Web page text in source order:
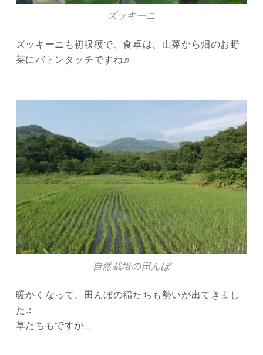
ズッキーニ
ズッキーニも初収穫で、食卓は、山菜から畑のお野
菜にバトンタッチですね♬
自然栽培の田んぼ
暖かくなって、田んぼの稲たちも勢いが出てきまし
た♬
草たちもですが…